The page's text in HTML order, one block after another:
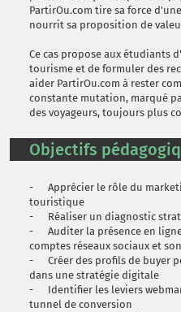
PartirOu.com tire sa force
nourrit sa proposition de
Ce cas propose aux étudiants
tourisme et de formuler des
aider PartirOu.com à rester
constante mutation, marqué
des voyageurs, toujours plus
Objectifs
- Apprécier le rôle du
touristique
- Réaliser un diagnostic
- Auditer la présence en
comptes réseaux sociaux et
- Créer des profils de buyer
dans une stratégie digitale
- Identifier les leviers
tunnel de conversion